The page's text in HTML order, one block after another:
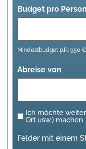
Budget pro Person
Mindestbudget p.P.: 950 €
Abreise von *
Ich
weitere
Ich möchte
Ort usw.) machen
Felder mit einem